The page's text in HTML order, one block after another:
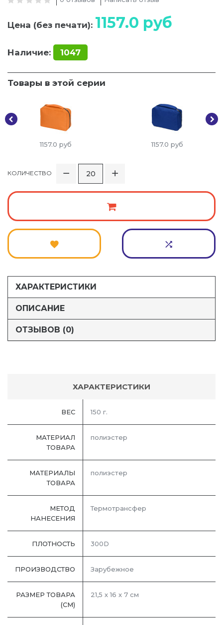
Цена (без печати): 1157.0 руб
Наличие: 1047
Товары в этой серии
1157.0 руб 1157.0 руб
КОЛИЧЕСТВО
ХАРАКТЕРИСТИКИ
ОПИСАНИЕ
ОТЗЫВОВ (0)
ХАРАКТЕРИСТИКИ
ВЕС 150 г.
МАТЕРИАЛ
ТОВАРА
полиэстер
МАТЕРИАЛЫ
ТОВАРА
полиэстер
МЕТОД
НАНЕСЕНИЯ
Термотрансфер
ПЛОТНОСТЬ 300D
ПРОИЗВОДСТВО Зарубежное
РАЗМЕР ТОВАРА
(СМ)
21,5 х 16 х 7 см